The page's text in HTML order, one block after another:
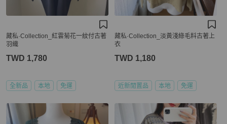
藏私·Collection_紅雲菊花一紋付古著
羽織
TWD 1,780
全新品 本地 免運
藏私·Collection_淡黃淺綠毛料古著上
衣
TWD 1,180
近新閒置品 本地 免運